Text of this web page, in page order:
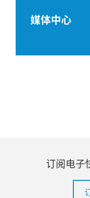
媒体中心
订阅电子